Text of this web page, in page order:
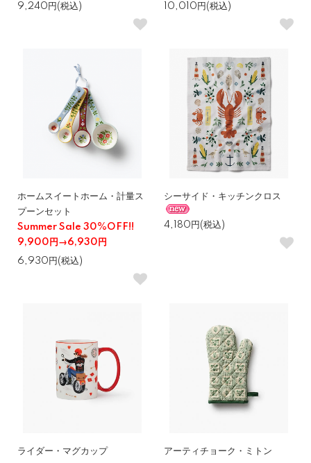
9,240円(税込)
10,010円(税込)
ホームスイートホーム・計量ス
プーンセット
Summer Sale 30%OFF!!
9,900円→6,930円
6,930円(税込)
シーサイド・キッチンクロス
4,180円(税込)
ライダー・マグカップ アーティチョーク・ミトン